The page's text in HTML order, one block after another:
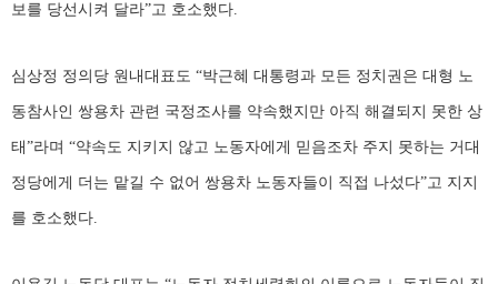
보를 당선시켜 달라”고 호소했다.
심상정 정의당 원내대표도 “박근혜 대통령과 모든 정치권은 대형 노
동참사인 쌍용차 관련 국정조사를 약속했지만 아직 해결되지 못한 상
태”라며 “약속도 지키지 않고 노동자에게 믿음조차 주지 못하는 거대
정당에게 더는 맡길 수 없어 쌍용차 노동자들이 직접 나섰다”고 지지
를 호소했다.